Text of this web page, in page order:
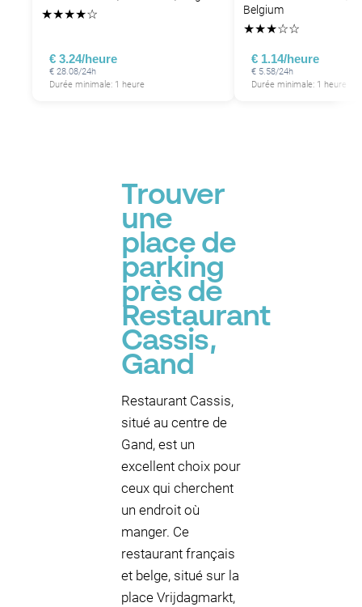
★★★★☆
€ 3.24/heure
€ 28.08/24h
Durée minimale: 1 heure
Belgium
★★★☆☆
€ 1.14/heure
€ 5.58/24h
Durée minimale: 1 heure
Trouver
une
place de
parking
près de
Restaurant
Cassis,
Gand
Restaurant Cassis,
situé au centre de
Gand, est un
excellent choix pour
ceux qui cherchent
un endroit où
manger. Ce
restaurant français
et belge, situé sur la
place Vrijdagmarkt,